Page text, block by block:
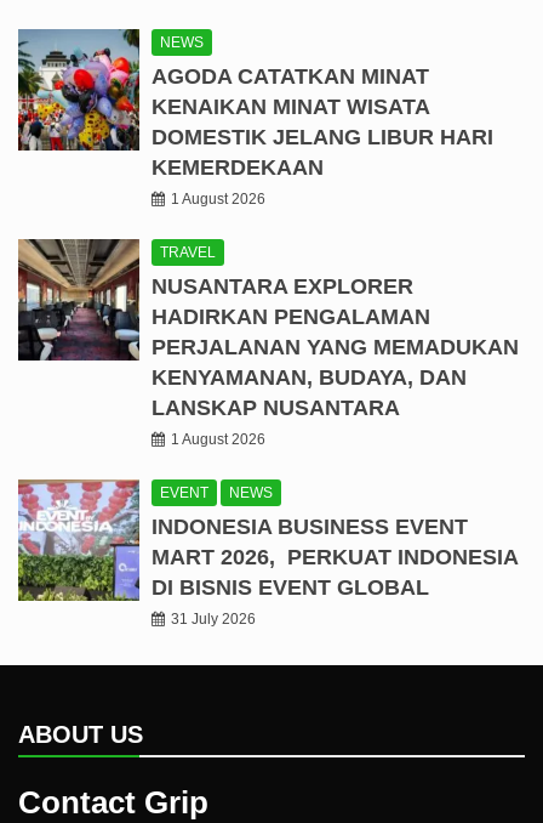
NEWS
AGODA CATATKAN MINAT
KENAIKAN MINAT WISATA
DOMESTIK JELANG LIBUR HARI
KEMERDEKAAN
1 August 2026
TRAVEL
NUSANTARA EXPLORER
HADIRKAN PENGALAMAN
PERJALANAN YANG MEMADUKAN
KENYAMANAN, BUDAYA, DAN
LANSKAP NUSANTARA
1 August 2026
EVENT NEWS
INDONESIA BUSINESS EVENT
MART 2026, PERKUAT INDONESIA
DI BISNIS EVENT GLOBAL
31 July 2026
ABOUT US
Contact Grip